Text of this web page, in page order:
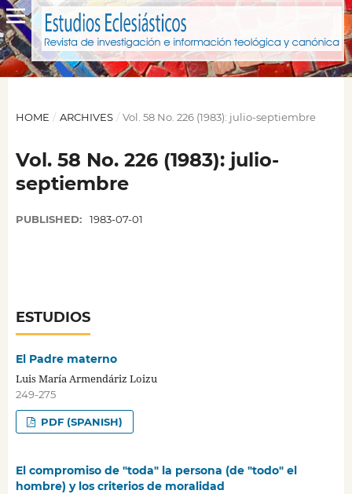
HOME / ARCHIVES / Vol. 58 No. 226 (1983): julio-septiembre
Vol. 58 No. 226 (1983): julio-
septiembre
PUBLISHED: 1983-07-01
ESTUDIOS
El Padre materno
Luis María Armendáriz Loizu
249-275
PDF (SPANISH)
El compromiso de "toda" la persona (de "todo" el
hombre) y los criterios de moralidad